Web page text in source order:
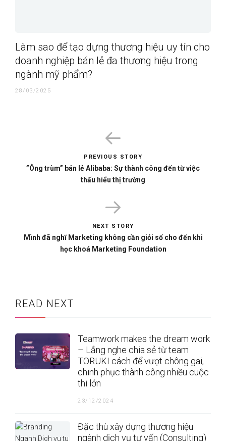
Làm sao để tạo dựng thương hiệu uy tín cho
doanh nghiệp bán lẻ đa thương hiệu trong
ngành mỹ phẩm?
28/03/2025
PREVIOUS STORY
”Ông trùm” bán lẻ Alibaba: Sự thành công đến từ việc
thấu hiểu thị trường
NEXT STORY
Mình đã nghĩ Marketing không cần giỏi số cho đến khi
học khoá Marketing Foundation
READ NEXT
Teamwork makes the dream work
– Lắng nghe chia sẻ từ team
TORUKI cách để vượt chông gai,
chinh phục thành công nhiều cuộc
thi lớn
23/12/2024
Đặc thù xây dựng thương hiệu
ngành dịch vụ tư vấn (Consulting)